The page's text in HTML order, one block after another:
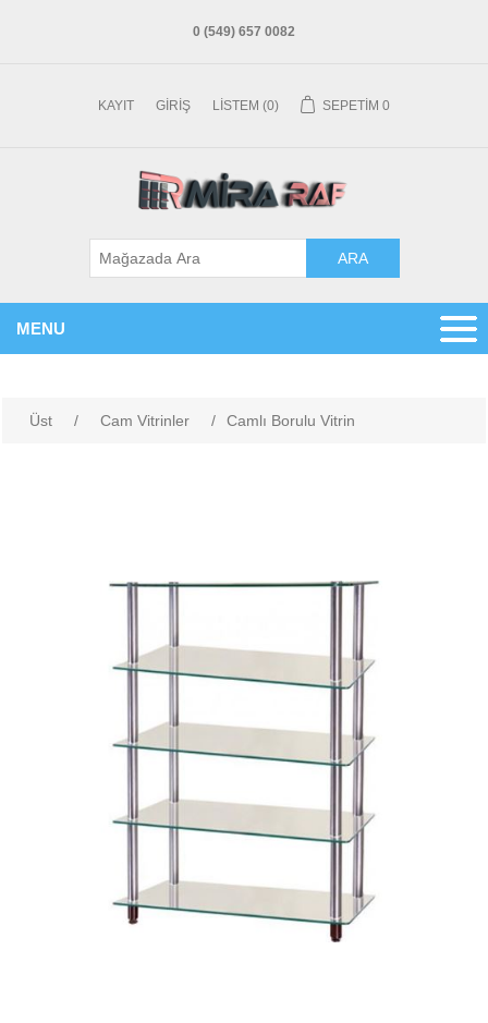
0 (549) 657 0082
KAYIT GIRIŞ LISTEM (0) SEPETIM 0
MENU
Üst / Cam Vitrinler / Camlı Borulu Vitrin